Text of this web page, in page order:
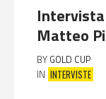
Matteo
BY GOLD CUP
IN INTERVISTE